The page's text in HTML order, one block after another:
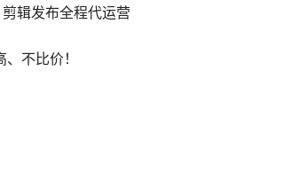
辑发布全程代运营
不比价！